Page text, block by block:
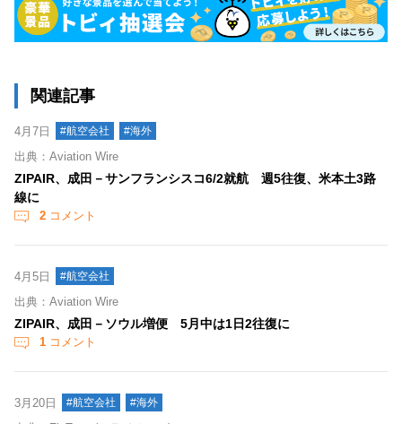
関連記事
4月7日 #航空会社 #海外
出典：Aviation Wire
ZIPAIR、成田－サンフランシスコ6/2就航 週5往復、米本土3路
線に
2 コメント
4月5日 #航空会社
出典：Aviation Wire
ZIPAIR、成田－ソウル増便 5月中は1日2往復に
1 コメント
3月20日 #航空会社 #海外